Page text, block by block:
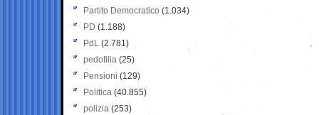
Partito Democratico (1.034)
PD (1.188)
PdL (2.781)
pedofilia (25)
Pensioni (129)
Politica (40.855)
polizia (253)